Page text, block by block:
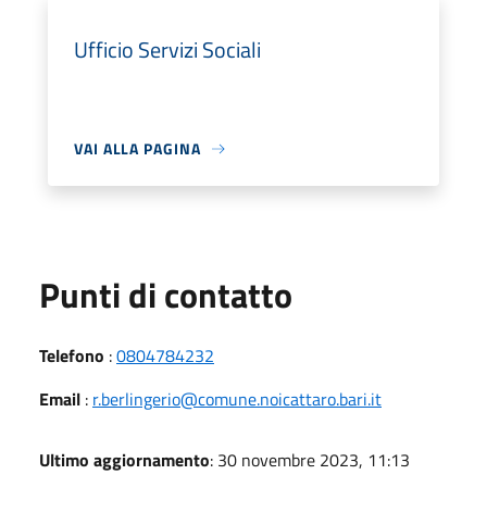
Ufficio Servizi Sociali
VAI ALLA PAGINA
Punti di contatto
Telefono :0804784232
Email : r.berlingerio@comune.noicattaro.bari.it
Ultimo aggiornamento: 30 novembre 2023, 11:13